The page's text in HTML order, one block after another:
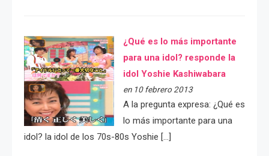
¿Qué es lo más importante
para una idol? responde la
idol Yoshie Kashiwabara
en 10 febrero 2013
A la pregunta expresa: ¿Qué es
lo más importante para una
idol? la idol de los 70s-80s Yoshie […]